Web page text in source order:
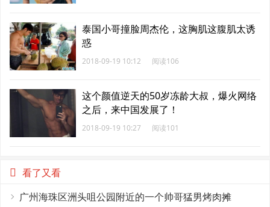
泰国小哥撞脸周杰伦，这胸肌这腹肌太诱
惑
2018-09-19 10:12 阅读106
这个颜值逆天的50岁冻龄大叔，爆火网络
之后，来中国发展了！
2018-09-19 10:27 阅读101
看了又看
广州海珠区洲头咀公园附近的一个帅哥猛男烤肉摊